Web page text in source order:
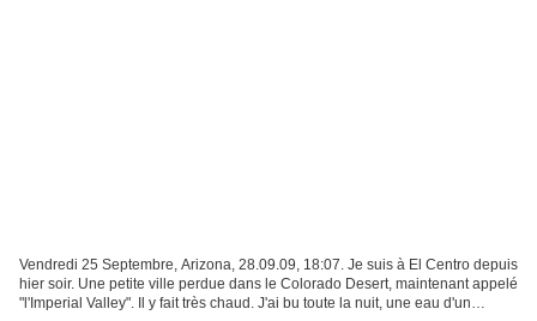
Vendredi 25 Septembre, Arizona, 28.09.09, 18:07. Je suis à El Centro depuis
hier soir. Une petite ville perdue dans le Colorado Desert, maintenant appelé
"l'Imperial Valley". Il y fait très chaud. J'ai bu toute la nuit, une eau d'un